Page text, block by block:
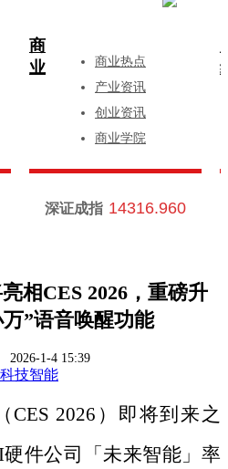
商
业
商业热点
产业资讯
创业资讯
商业学院
深证成指 14316.960
相CES 2026，重磅升
”语音唤醒功能
2026-1-4 15:39
科技智能
CES 2026）即将到来之
件公司「未来智能」率